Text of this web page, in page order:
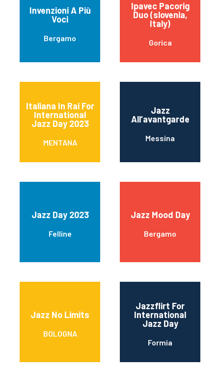
Invenzioni A Più
Voci
Bergamo
Ipavec Pacorig
Duo (slovenia,
Italy)
Gorica
Italiana In Rai For
International
Jazz Day 2023
MENTANA
Jazz
All’avantgarde
Messina
Jazz Day 2023
Felline
Jazz Mood Day
Bergamo
Jazz No Limits
BOLOGNA
Jazzflirt For
International
Jazz Day
Formia